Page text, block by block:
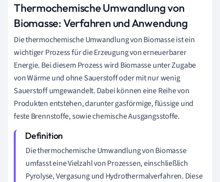
Thermochemische Umwandlung von
Biomasse: Verfahren und Anwendung
Die thermochemische Umwandlung von Biomasse ist ein
wichtiger Prozess für die Erzeugung von erneuerbarer
Energie. Bei diesem Prozess wird Biomasse unter Zugabe
von Wärme und ohne Sauerstoff oder mit nur wenig
Sauerstoff umgewandelt. Dabei können eine Reihe von
Produkten entstehen, darunter gasförmige, flüssige und
feste Brennstoffe, sowie chemische Ausgangsstoffe.
Die thermochemische Umwandlung von Biomasse
umfasst eine Vielzahl von Prozessen, einschließlich
Pyrolyse, Vergasung und Hydrothermalverfahren. Diese